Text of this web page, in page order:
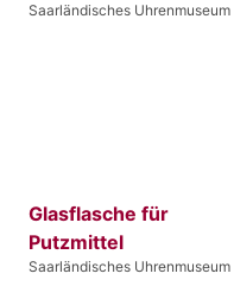
Saarländisches Uhrenmuseum
Glasflasche für
Putzmittel
Saarländisches Uhrenmuseum